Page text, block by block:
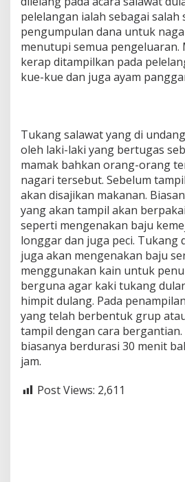
pelelangan ialah sebagai
pengumpulan dana untuk
menutupi semua pengeluaran.
kerap ditampilkan pada
kue-kue dan juga ayam
Tukang salawat yang di
oleh laki-laki yang bertugas
mamak bahkan orang-orang
nagari tersebut. Sebelum
akan disajikan makanan.
yang akan tampil akan
seperti mengenakan baju
longgar dan juga peci. Tukang
juga akan mengenakan baju
menggunakan kain untuk
berguna agar kaki tukang
himpit dulang. Pada
yang telah berbentuk grup
tampil dengan cara
biasanya berdurasi 30 menit
jam.
Post Views: 2,611